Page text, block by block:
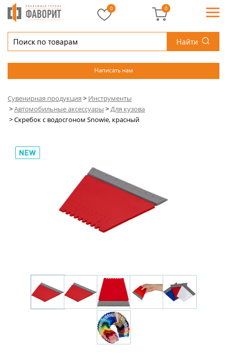
Найти
Написать нам
0 0
Сувенирная продукция > Инструменты
>Автомобильные аксессуары >Для кузова
>Скребок с водосгоном Snowie, красный